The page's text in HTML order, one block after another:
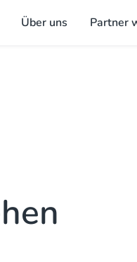
Über uns Partner